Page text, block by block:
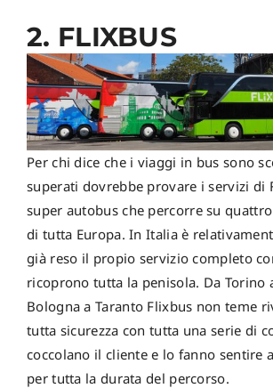
2. FLIXBUS
Per chi dice che i viaggi in bus sono
superati dovrebbe provare i servizi di
super autobus che percorre su
di tutta Europa. In Italia è
già reso il propio servizio completo
ricoprono tutta la penisola. Da Torino
Bologna a Taranto Flixbus non teme
tutta sicurezza con tutta una serie di
coccolano il cliente e lo fanno sentire
per tutta la durata del percorso.